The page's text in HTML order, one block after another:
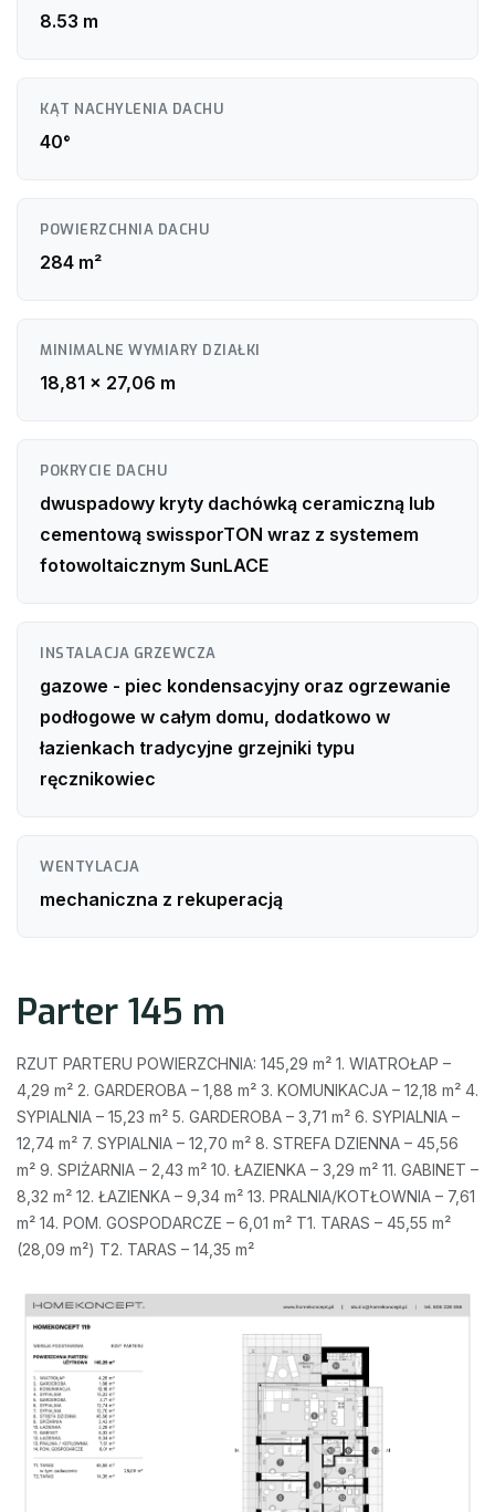
8.53 m
KĄT NACHYLENIA DACHU
40°
POWIERZCHNIA DACHU
284 m²
MINIMALNE WYMIARY DZIAŁKI
18,81 x 27,06 m
POKRYCIE DACHU
dwuspadowy kryty dachówką ceramiczną lub
cementową swissporTON wraz z systemem
fotowoltaicznym SunLACE
INSTALACJA GRZEWCZA
gazowe - piec kondensacyjny oraz ogrzewanie
podłogowe w całym domu, dodatkowo w
łazienkach tradycyjne grzejniki typu
ręcznikowiec
WENTYLACJA
mechaniczna z rekuperacją
Parter 145 m
RZUT PARTERU POWIERZCHNIA: 145,29 m² 1. WIATROŁAP –
4,29 m² 2. GARDEROBA – 1,88 m² 3. KOMUNIKACJA – 12,18 m² 4.
SYPIALNIA – 15,23 m² 5. GARDEROBA – 3,71 m² 6. SYPIALNIA –
12,74 m² 7. SYPIALNIA – 12,70 m² 8. STREFA DZIENNA – 45,56
m² 9. SPIŻARNIA – 2,43 m² 10. ŁAZIENKA – 3,29 m² 11. GABINET –
8,32 m² 12. ŁAZIENKA – 9,34 m² 13. PRALNIA/KOTŁOWNIA – 7,61
m² 14. POM. GOSPODARCZE – 6,01 m² T1. TARAS – 45,55 m²
(28,09 m²) T2. TARAS – 14,35 m²